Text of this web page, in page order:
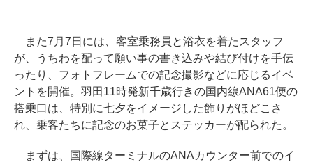
また7月7日には、客室乗務員と浴衣を着たスタッフ
が、うちわを配って願い事の書き込みや結び付けを手伝
ったり、フォトフレームでの記念撮影などに応じるイベ
ントを開催。羽田11時発新千歳行きの国内線ANA61便の
搭乗口は、特別に七夕をイメージした飾りがほどこさ
れ、乗客たちに記念のお菓子とステッカーが配られた。
まずは、国際線ターミナルのANAカウンター前でのイ